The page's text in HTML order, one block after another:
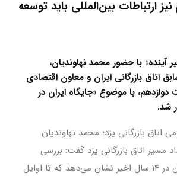
ارتباطات بین‌المللی باید توسعه
آینده» با حضور محمد نهاوندیان،
اتاق بازرگانی ایران و معاون اقتصادی
با موضوع «جایگاه ایران در
شد.
اتاق بازرگانی یزد؛ محمد نهاوندیان
مسیر اتاق بازرگانی یزد گفت: بررسی
وضعیت اقتصاد ایران در ۱۴ سال اخیر نشان می‌دهد که تا اوایل